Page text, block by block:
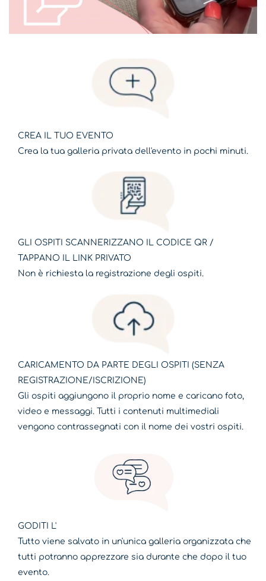
CREA IL TUO EVENTO
Crea la tua galleria privata dell'evento in pochi minuti.
GLI OSPITI SCANNERIZZANO IL CODICE QR /
TAPPANO IL LINK PRIVATO
Non è richiesta la registrazione degli ospiti.
CARICAMENTO DA PARTE DEGLI OSPITI (SENZA
REGISTRAZIONE/ISCRIZIONE)
Gli ospiti aggiungono il proprio nome e caricano foto,
video e messaggi. Tutti i contenuti multimediali
vengono contrassegnati con il nome dei vostri ospiti.
GODITI L'
Tutto viene salvato in un'unica galleria organizzata che
tutti potranno apprezzare sia durante che dopo il tuo
evento.